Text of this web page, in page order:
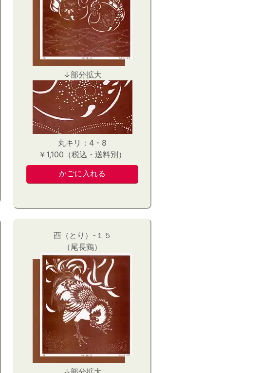
↓部分拡大
丸キリ：4・8
￥1,100（税込・送料別）
酉（とり）-１５
（尾長鶏）